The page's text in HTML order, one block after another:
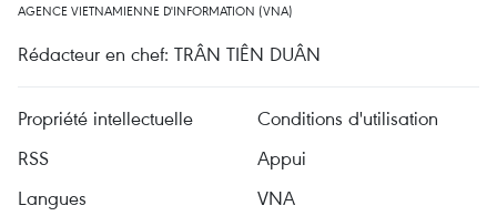
AGENCE VIETNAMIENNE D'INFORMATION (VNA)
Rédacteur en chef: TRÂN TIÊN DUÂN
Propriété intellectuelle
Conditions d'utilisation
RSS
Appui
Langues
VNA